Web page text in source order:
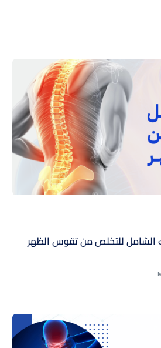
الشامل للتخلص من تقوس الظهر